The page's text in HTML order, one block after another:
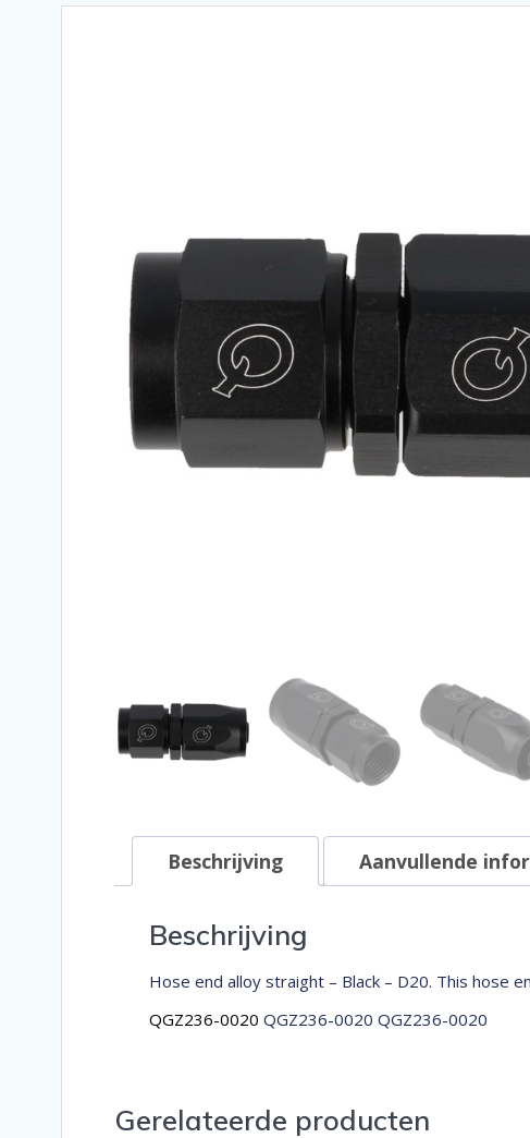
Beschrijving Aanvullende
Beschrijving
Hose end alloy straight – Black – D20. This hose
QGZ236-0020 QGZ236-0020 QGZ236-0020
Gerelateerde producten